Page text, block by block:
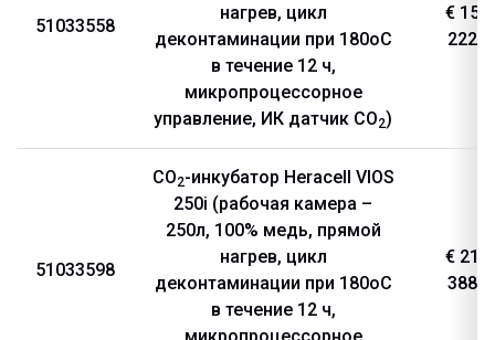
51033558
нагрев, цикл
деконтаминации при 180оС
в течение 12 ч,
микропроцессорное
управление, ИК датчик CO2)
€ 15
222
51033598
CO2-инкубатор Heracell VIOS
250i (рабочая камера –
250л, 100% медь, прямой
нагрев, цикл
деконтаминации при 180оС
в течение 12 ч,
€ 21
388